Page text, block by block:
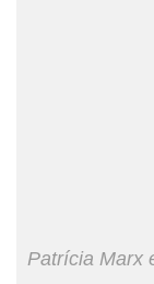
Patrícia Marx